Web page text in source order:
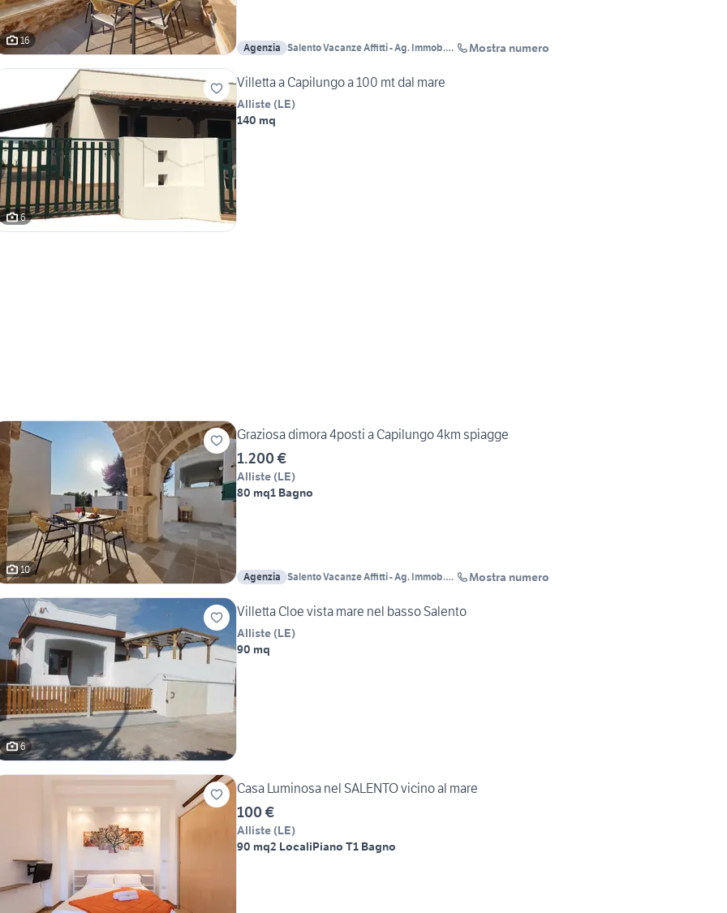
16
Agenzia Salento Vacanze Affitti - Ag. Immob.
Mostra numero
6
Villetta a Capilungo a 100 mt dal mare
Alliste (LE)
140 mq
10
Graziosa dimora 4posti a Capilungo 4km spiagge
1.200 €
Alliste (LE)
80 mq1 Bagno
Agenzia Salento Vacanze Affitti - Ag. Immob.
Mostra numero
6
Villetta Cloe vista mare nel basso Salento
Alliste (LE)
90 mq
Casa Luminosa nel SALENTO vicino al mare
100 €
Alliste (LE)
90 mq2 LocaliPiano T1 Bagno